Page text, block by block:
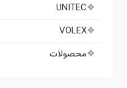
UNITEC
VOLEX
محصولات